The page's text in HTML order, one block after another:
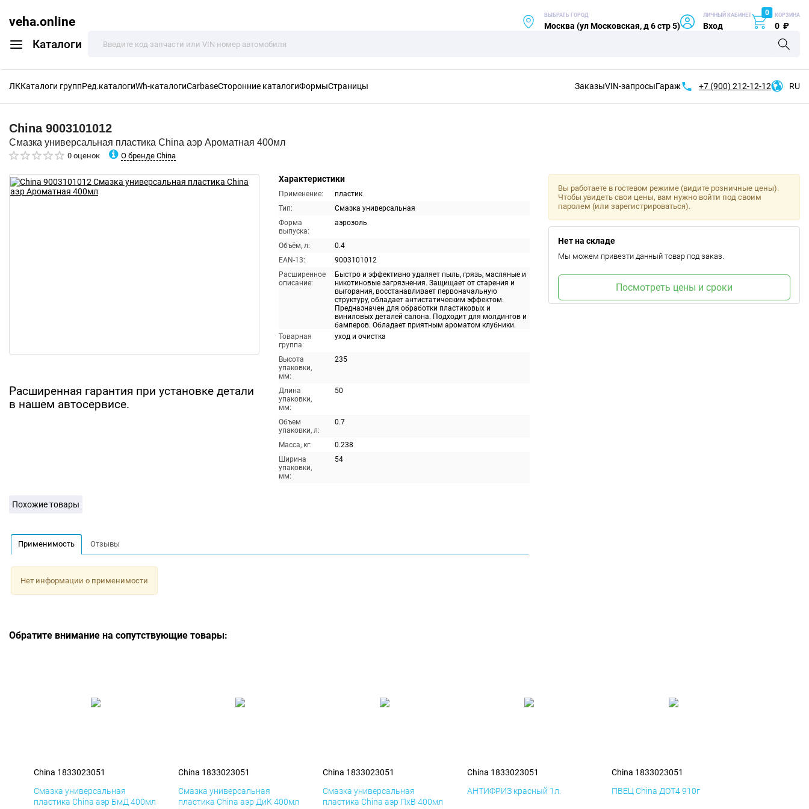
veha.online
Каталоги
ВЫБРАТЬ ГОРОД
Москва (ул Московская, д 6 стр 5)
ЛИЧНЫЙ КАБИНЕТ
Вход
0 КОРЗИНА
0 ₽
ЛККаталоги группРед.каталогиWh-каталогиCarbaseСторонние каталогиФормыСтраницы ЗаказыVIN-запросыГараж +7 (900) 212-12-12 RU
China 9003101012
Смазка универсальная пластика China аэр Ароматная 400мл
0 оценок О бренде China
Расширенная гарантия при установке детали
в нашем автосервисе.
Характеристики
Применение:
пластик
Тип:
Смазка универсальная
Форма
выпуска:
аэрозоль
Объём, л:
0.4
EAN-13:
9003101012
Расширенное
описание:
Быстро и эффективно удаляет пыль, грязь, масляные и
никотиновые загрязнения. Защищает от старения и
выгорания, восстанавливает первоначальную
структуру, обладает антистатическим эффектом.
Предназначен для обработки пластиковых и
виниловых деталей салона. Подходит для молдингов и
бамперов. Обладает приятным ароматом клубники.
Товарная
группа:
уход и очистка
Высота
упаковки,
мм:
235
Длина
упаковки,
мм:
50
Объем
упаковки, л:
0.7
Масса, кг:
0.238
Ширина
упаковки,
мм:
54
Вы работаете в гостевом режиме (видите розничные цены).
Чтобы увидеть свои цены, вам нужно войти под своим
паролем (или зарегистрироваться).
Нет на складе
Мы можем привезти данный товар под заказ.
Посмотреть цены и сроки
Похожие товары
Применимость Отзывы
Нет информации о применимости
Обратите внимание на сопутствующие товары:
China 1833023051
Смазка универсальная
пластика China аэр БмД 400мл
China 1833023051
Смазка универсальная
пластика China аэр ДиК 400мл
China 1833023051
Смазка универсальная
пластика China аэр ПхВ 400мл
China 1833023051
АНТИФРИЗ красный 1л.
China 1833023051
ПВЕЦ China ДОТ4 910г